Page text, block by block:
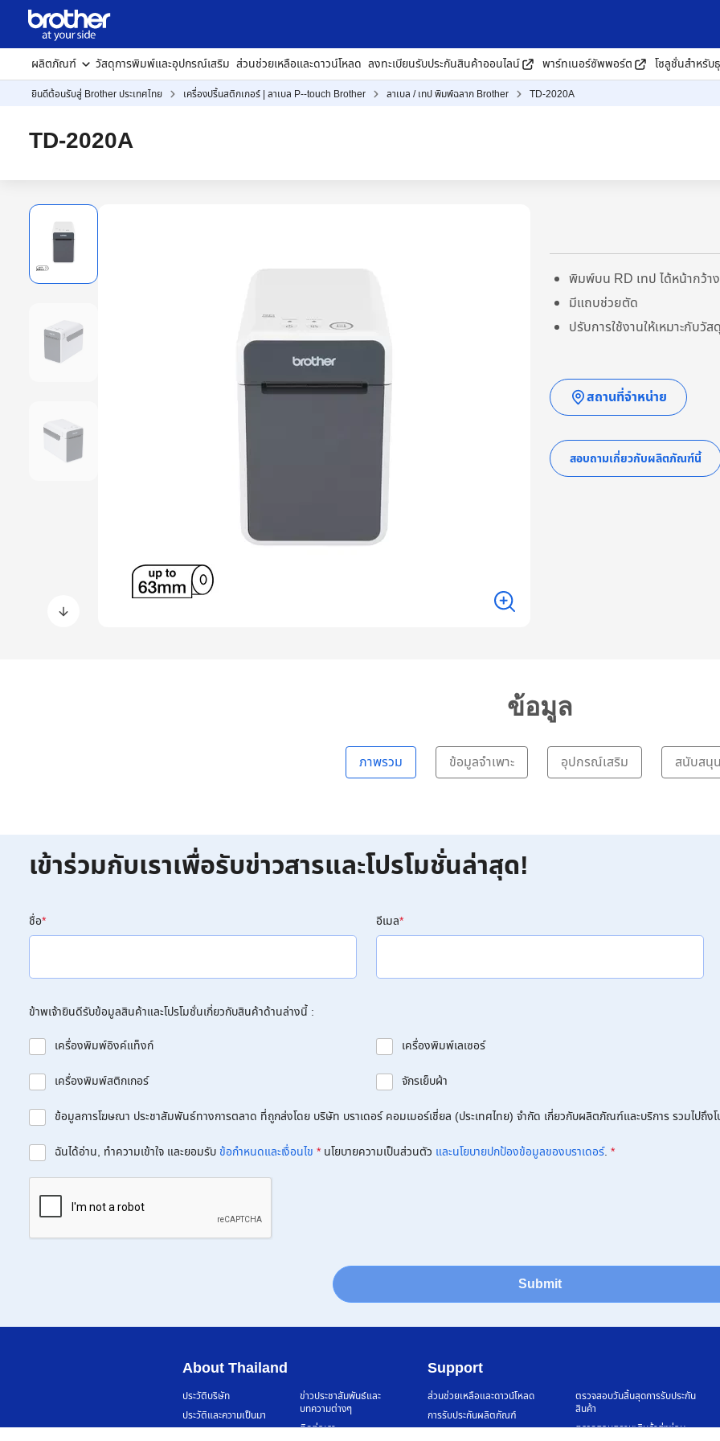
ผลิตภัณฑ์ วัสดุการพิมพ์และอุปกรณ์เสริม ส่วนช่วยเหลือและดาวน์โหลด ลงทะเบียนรับประกันสินค้าออนไลน์ พาร์ทเนอร์ซัพพอร์ต โซลูชั่นสำหรับ
ยินดีต้อนรับสู่ Brother ประเทศไทย เครื่องปริ้นสติกเกอร์ | ลาเบล P--touch Brother ลาเบล / เทป พิมพ์ฉลาก Brother TD-2020A
TD-2020A
พิมพ์บน RD เทป ได้หน้ากว้า
มีแถบช่วยตัด
ปรับการใช้งานให้เหมาะกับวั
สถานที่จำหน่าย
สอบถามเกี่ยวกับผลิตภัณฑ์นี้
ข้อมูล
ภาพรวม ข้อมูลจำเพาะ อุปกรณ์เสริม สนับสนุน
เข้าร่วมกับเราเพื่อรับข่าวสารและโปรโมชั่นล่าสุด!
ชื่อ* อีเมล*
ข้าพเจ้ายินดีรับข้อมูลสินค้าและโปรโมชั่นเกี่ยวกับสินค้าด้านล่างนี้ :
เครื่องพิมพ์อิงค์แท็งก์
เครื่องพิมพ์เลเซอร์
เครื่องพิมพ์สติกเกอร์ จักรเย็บผ้า
ข้อมูลการโฆษณา ประชาสัมพันธ์ทางการตลาด ที่ถูกส่งโดย บริษัท บราเดอร์ คอมเมอร์เชี่ยล (ประเทศไทย) จำกัด เกี่ยวกับผลิตภัณฑ์และบริการ รวมไปถึ
ฉันได้อ่าน, ทำความเข้าใจ และยอมรับข้อกำหนดและเงื่อนไข * นโยบายความเป็นส่วนตัว และนโยบายปกป้องข้อมูลของบราเดอร์. *
Submit
About Thailand
ประวัติบริษัท
ประวัติและความเป็นมา
ข่าวประชาสัมพันธ์และ
บทความต่างๆ
ติดต่อเรา
Support
ส่วนช่วยเหลือและดาวน์โหลด
การรับประกันผลิตภัณฑ์
ตรวจสอบวันสิ้นสุดการรับประกัน
สินค้า
ตรวจสอบสถานะสินค้าส่งซ่อม